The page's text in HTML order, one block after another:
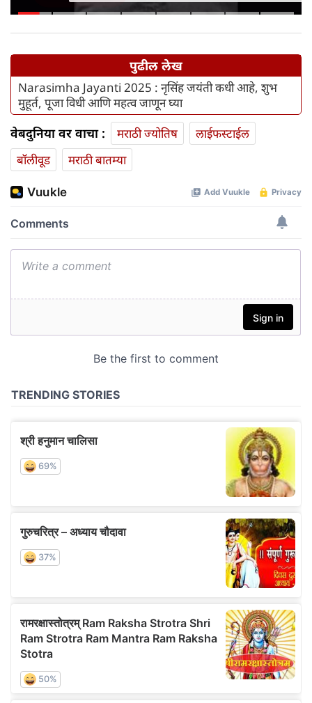
पुढील लेख
Narasimha Jayanti 2025 : नृसिंह जयंती कधी आहे, शुभ
मुहूर्त, पूजा विधी आणि महत्‍व जाणून घ्या
वेबदुनिया वर वाचा : मराठी ज्योतिष
लाईफस्टाईल
बॉलीवूड
मराठी बातम्या